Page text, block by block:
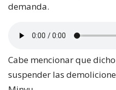
demanda.
Cabe mencionar que
suspender las